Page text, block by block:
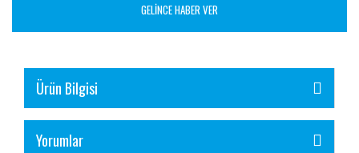
GELİNCE HABER VER
Ürün Bilgisi
Yorumlar